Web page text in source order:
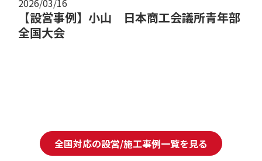
2026/03/16
【設営事例】小山 日本商工会議所青年部
全国大会
全国対応の設営/施工事例一覧を見る